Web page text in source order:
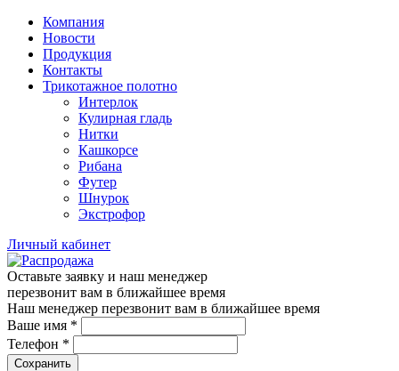
Компания
Новости
Продукция
Контакты
Трикотажное полотно
Интерлок
Кулирная гладь
Нитки
Кашкорсе
Рибана
Футер
Шнурок
Экстрофор
Личный кабинет
Оставьте заявку и наш менеджер
перезвонит вам в ближайшее время
Наш менеджер перезвонит вам в ближайшее время
Ваше имя *
Телефон *
Сохранить